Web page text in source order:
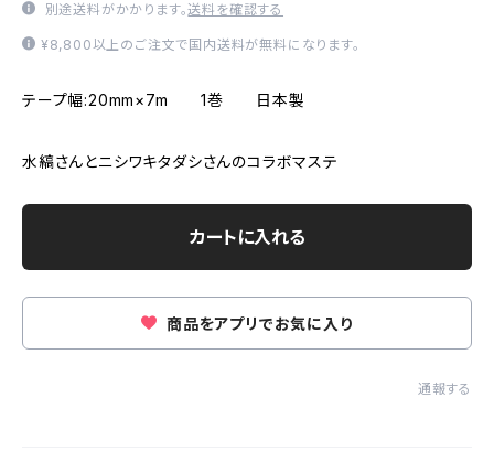
別途送料がかかります。送料を確認する
¥8,800以上のご注文で国内送料が無料になります。
テープ幅:20mm×7m 1巻 日本製
水縞さんとニシワキタダシさんのコラボマステ
カートに入れる
商品をアプリでお気に入り
通報する